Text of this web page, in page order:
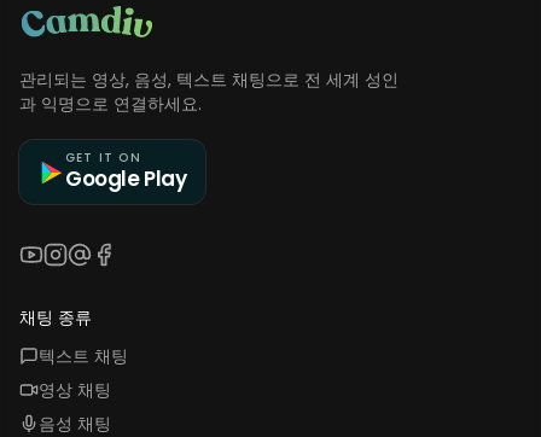
관리되는 영상, 음성, 텍스트 채팅으로 전 세계 성인
과 익명으로 연결하세요.
GET IT ON
Google Play
채팅 종류
텍스트 채팅
영상 채팅
음성 채팅